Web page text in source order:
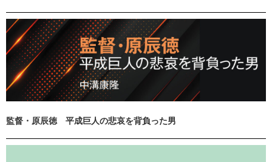
監督・原辰徳 平成巨人の悲哀を背負った男